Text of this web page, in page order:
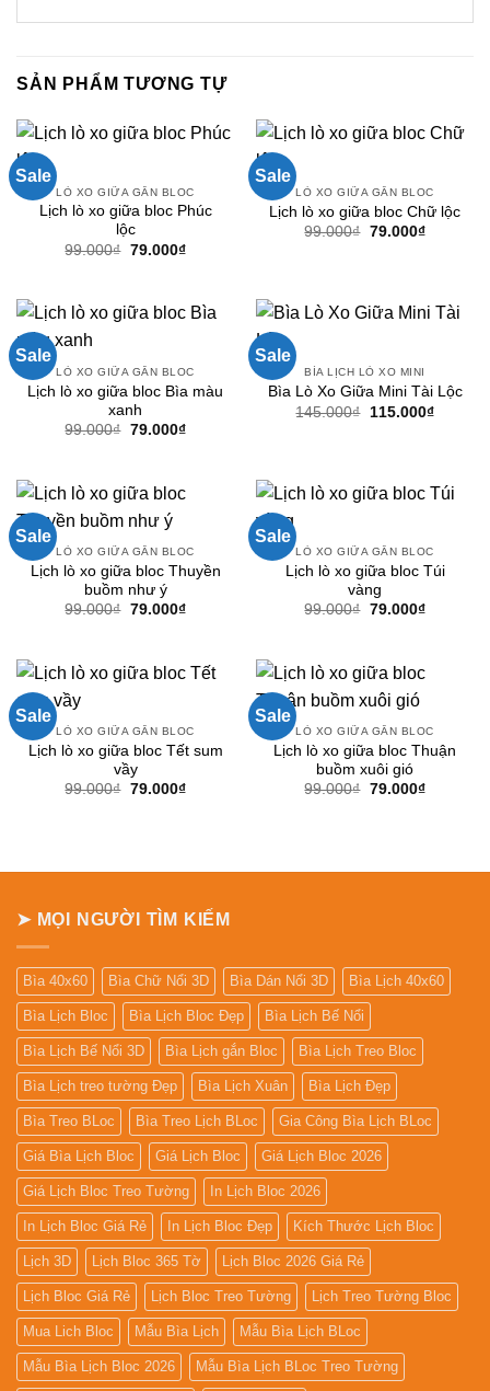
SẢN PHẨM TƯƠNG TỰ
Sale
LÒ XO GIỮA GẮN BLOC
Lịch lò xo giữa bloc Phúc
lộc
99.000₫ Giá
79.000₫Giá
79.000₫.
Sale
LÒ XO GIỮA GẮN BLOC
Lịch lò xo giữa bloc Chữ lộc
99.000₫ Giá
79.000₫Giá
Sale
LÒ XO GIỮA GẮN BLOC
Lịch lò xo giữa bloc Bìa màu
xanh
99.000₫ Giá
79.000₫Giá
Sale
BÌA LỊCH LÒ XO MINI
Bìa Lò Xo Giữa Mini Tài Lộc
145.000₫
Giá
115.000₫Giá
Sale
LÒ XO GIỮA GẮN BLOC
Lịch lò xo giữa bloc Thuyền
buồm như ý
99.000₫ Giá
79.000₫Giá
79.000₫.
Sale
LÒ XO GIỮA GẮN BLOC
Lịch lò xo giữa bloc Túi
vàng
99.000₫ Giá
79.000₫Giá
79.000₫.
Sale
LÒ XO GIỮA GẮN BLOC
Lịch lò xo giữa bloc Tết sum
vầy
99.000₫ Giá
79.000₫Giá
Sale
LÒ XO GIỮA GẮN BLOC
Lịch lò xo giữa bloc Thuận
buồm xuôi gió
99.000₫ Giá
79.000₫Giá
➤ MỌI NGƯỜI TÌM KIẾM
Bìa 40x60 Bìa Chữ Nổi 3D Bìa Dán Nổi 3D Bìa Lịch 40x60
Bìa Lịch Bloc Bìa Lịch Bloc Đẹp Bìa Lịch Bế Nổi
Bìa Lịch Bế Nổi 3D Bìa Lịch gắn Bloc Bìa Lịch Treo Bloc
Bìa Lịch treo tường Đẹp Bìa Lịch Xuân Bìa Lịch Đẹp
Bìa Treo BLoc Bìa Treo Lịch BLoc Gia Công Bìa Lịch BLoc
Giá Bìa Lịch Bloc Giá Lịch Bloc Giá Lịch Bloc 2026
Giá Lịch Bloc Treo Tường In Lịch Bloc 2026
In Lịch Bloc Giá Rẻ In Lịch Bloc Đẹp Kích Thước Lịch Bloc
Lịch 3D Lịch Bloc 365 Tờ Lịch Bloc 2026 Giá Rẻ
Lịch Bloc Giá Rẻ Lịch Bloc Treo Tường Lịch Treo Tường Bloc
Mua Lich Bloc Mẫu Bìa Lịch Mẫu Bìa Lịch BLoc
Mẫu Bìa Lịch Bloc 2026 Mẫu Bìa Lịch BLoc Treo Tường